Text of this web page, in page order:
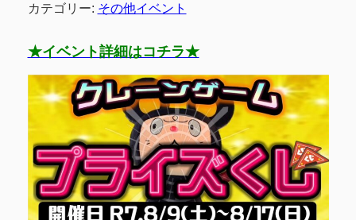
カテゴリー: その他イベント
★イベント詳細はコチラ★